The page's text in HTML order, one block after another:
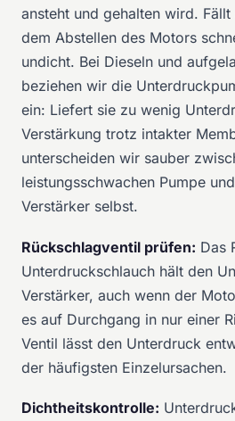
ansteht und gehalten wird.
dem Abstellen des Motors
undicht. Bei Dieseln und
beziehen wir die
ein: Liefert sie zu wenig
Verstärkung trotz intakter
unterscheiden wir sauber
leistungsschwachen Pumpe
Verstärker selbst.
Rückschlagventil prüfen: Das
Unterdruckschlauch hält den
Verstärker, auch wenn der
es auf Durchgang in nur einer
Ventil lässt den Unterdruck
der häufigsten Einzelursachen.
Dichtheitskontrolle: